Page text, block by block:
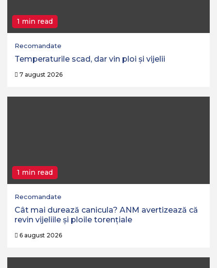
1 min read
Recomandate
Temperaturile scad, dar vin ploi și vijelii
7 august 2026
1 min read
Recomandate
Cât mai durează canicula? ANM avertizează că
revin vijeliile și ploile torențiale
6 august 2026